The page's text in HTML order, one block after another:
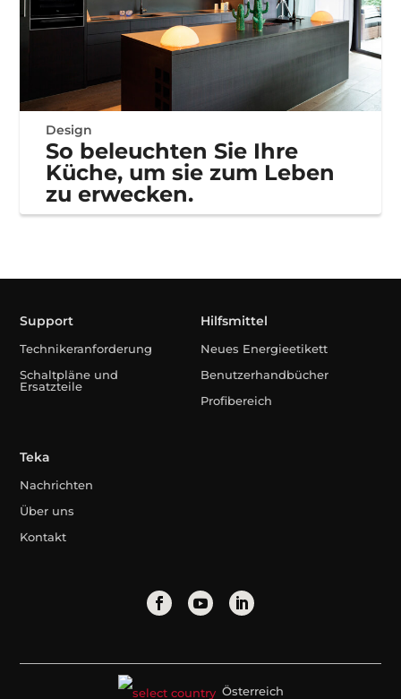
Design
So beleuchten Sie Ihre
Küche, um sie zum Leben
zu erwecken.
Support
Technikeranforderung
Schaltpläne und
Ersatzteile
Hilfsmittel
Neues Energieetikett
Benutzerhandbücher
Profibereich
Teka
Nachrichten
Über uns
Kontakt
Österreich